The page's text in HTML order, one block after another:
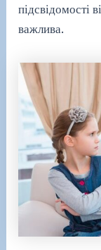
підсвідомості
важлива.